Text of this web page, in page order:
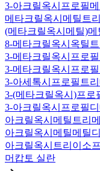
3-아크릴옥시프로필
메타크릴옥시메틸트
(메타크릴옥시메틸)메
8-메타크릴옥시옥틸
3-메타크릴옥시프로
3-메타크릴옥시프로
3-아세톡시프로필트
3-(메타크릴옥시)프로
3-아크릴옥시프로필
아크릴옥시메틸트리
아크릴옥시메틸메틸
아크릴옥시트리이소
머캅토 실란